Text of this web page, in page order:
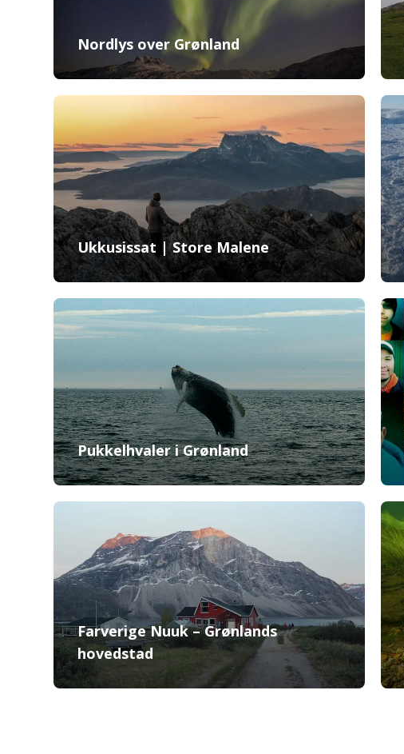
Nordlys over Grønland
Ukkusissat | Store Malene
Pukkelhvaler i Grønland
Farverige Nuuk – Grønlands
hovedstad